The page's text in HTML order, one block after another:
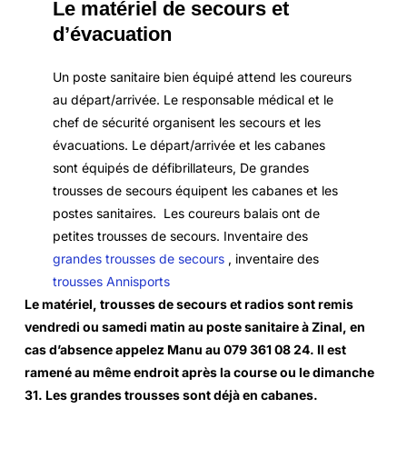
Le matériel de secours et
d’évacuation
Un poste sanitaire bien équipé attend les coureurs
au départ/arrivée. Le responsable médical et le
chef de sécurité organisent les secours et les
évacuations. Le départ/arrivée et les cabanes
sont équipés de défibrillateurs, De grandes
trousses de secours équipent les cabanes et les
postes sanitaires. Les coureurs balais ont de
petites trousses de secours. Inventaire des
grandes trousses de secours , inventaire des
trousses Annisports
Le matériel, trousses de secours et radios sont remis
vendredi ou samedi matin au poste sanitaire à Zinal, en
cas d’absence appelez Manu au 079 361 08 24. Il est
ramené au même endroit après la course ou le dimanche
31. Les grandes trousses sont déjà en cabanes.